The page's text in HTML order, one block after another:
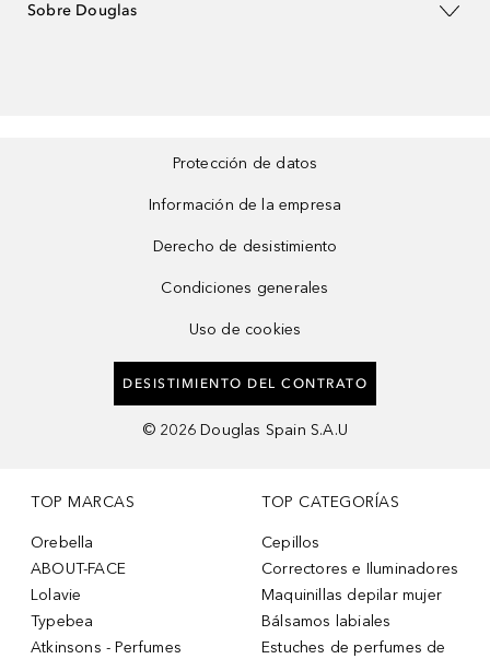
Sobre Douglas
Protección de datos
Información de la empresa
Derecho de desistimiento
Condiciones generales
Uso de cookies
DESISTIMIENTO DEL CONTRATO
© 2026 Douglas Spain S.A.U
TOP MARCAS
Orebella
ABOUT-FACE
Lolavie
Typebea
Atkinsons - Perfumes
TOP CATEGORÍAS
Cepillos
Correctores e Iluminadores
Maquinillas depilar mujer
Bálsamos labiales
Estuches de perfumes de